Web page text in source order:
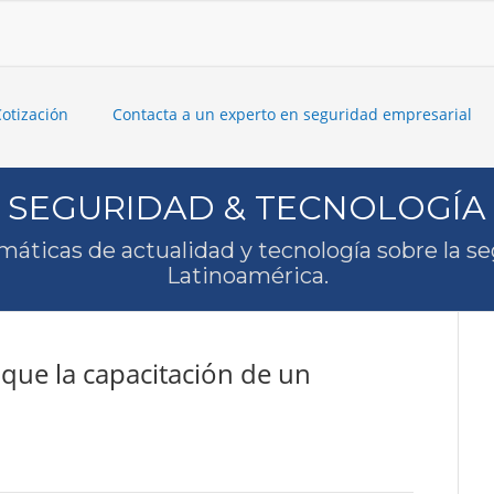
Contacta a un experto en seguridad empresarial
SEGURIDAD & TECNOLOGÍA
de actualidad y tecnología sobre la
Latinoamérica.
la capacitación de un